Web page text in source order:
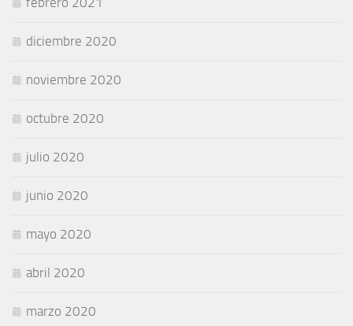
diciembre 2020
noviembre 2020
octubre 2020
julio 2020
junio 2020
mayo 2020
abril 2020
marzo 2020